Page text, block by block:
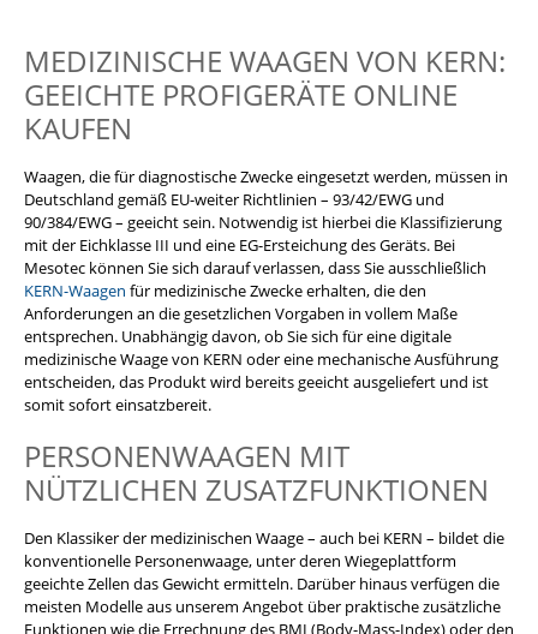
MEDIZINISCHE WAAGEN VON KERN:
GEEICHTE PROFIGERÄTE ONLINE
KAUFEN
Waagen, die für diagnostische Zwecke eingesetzt werden, müssen in
Deutschland gemäß EU-weiter Richtlinien – 93/42/EWG und
90/384/EWG – geeicht sein. Notwendig ist hierbei die Klassifizierung
mit der Eichklasse III und eine EG-Ersteichung des Geräts. Bei
Mesotec können Sie sich darauf verlassen, dass Sie ausschließlich
KERN-Waagen für medizinische Zwecke erhalten, die den
Anforderungen an die gesetzlichen Vorgaben in vollem Maße
entsprechen. Unabhängig davon, ob Sie sich für eine digitale
medizinische Waage von KERN oder eine mechanische Ausführung
entscheiden, das Produkt wird bereits geeicht ausgeliefert und ist
somit sofort einsatzbereit.
PERSONENWAAGEN MIT
NÜTZLICHEN ZUSATZFUNKTIONEN
Den Klassiker der medizinischen Waage – auch bei KERN – bildet die
konventionelle Personenwaage, unter deren Wiegeplattform
geeichte Zellen das Gewicht ermitteln. Darüber hinaus verfügen die
meisten Modelle aus unserem Angebot über praktische zusätzliche
Funktionen wie die Errechnung des BMI (Body-Mass-Index) oder den